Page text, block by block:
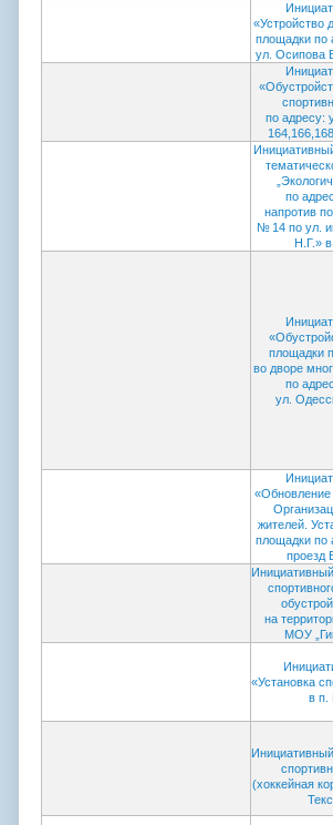
«Устройство
площадки по
ул. Осипова
по адресу:
по
напротив
№ 14 по ул.
Н.Г.»
площадки
во дворе
по
ул.
«Обновление
жителей.
площадки по
проезд
на
МОУ
И
«Установка
в п.
(хоккейная